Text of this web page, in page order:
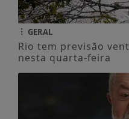
GERAL
Rio tem previsão
nesta quarta-feira